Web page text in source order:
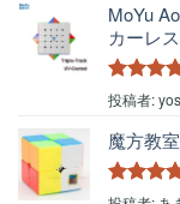
MoYu
カーレス
5段階中
の評価
投稿者:
魔方教
5段階中